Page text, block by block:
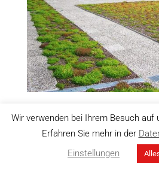
Reha Klinik Borkum
Wir verwenden bei Ihrem Besuch auf
Erfahren Sie mehr in der
Einstellungen